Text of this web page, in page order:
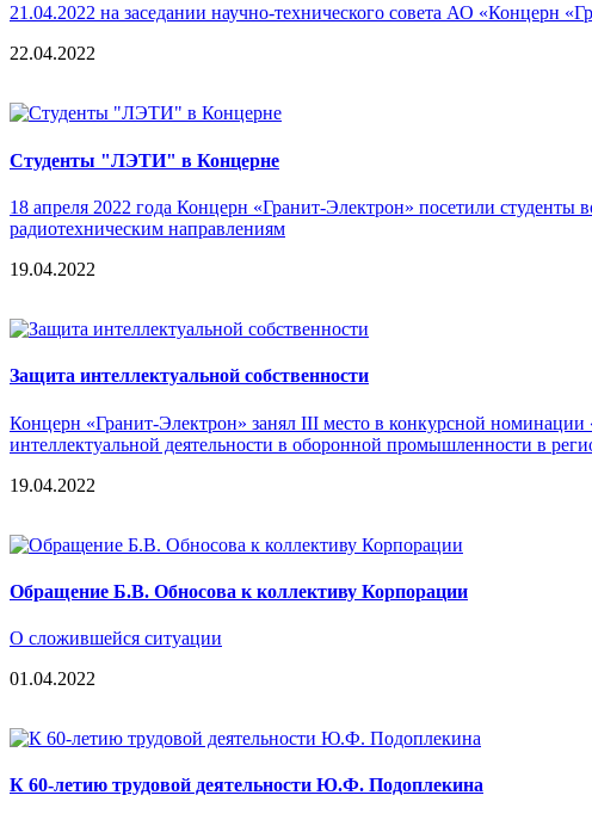
21.04.2022 на заседании научно-технического совета АО «Концерн
22.04.2022
Cтуденты "ЛЭТИ" в Концерне
18 апреля 2022 года Концерн «Гранит-Электрон» посетили
радиотехническим направлениям
19.04.2022
Защита интеллектуальной собственности
Концерн «Гранит-Электрон» занял III место в конкурсной номинации
интеллектуальной деятельности в оборонной промышленности в
19.04.2022
Обращение Б.В. Обносова к коллективу Корпорации
О сложившейся ситуации
01.04.2022
К 60-летию трудовой деятельности Ю.Ф. Подоплекина